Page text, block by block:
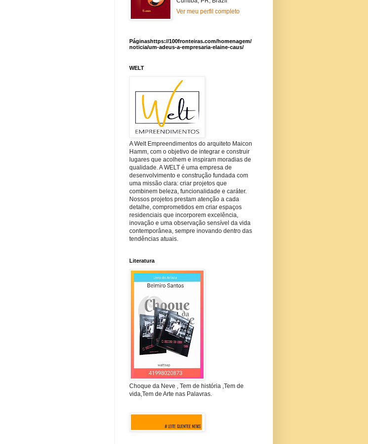
Ver meu perfil completo
Páginashttps://100fronteiras.com/homenagem/
noticia/um-adeus-a-empresaria-elaine-caus/
WELT
A Welt Empreendimentos do arquiteto Maicon
Hamm, com o objetivo de integrar e construir
lugares que acolhem e inspiram moradias de
qualidade. A WELT é uma empresa de
desenvolvimento e construção fundada com
uma missão clara: criar projetos que
combinem beleza, funcionalidade e caráter.
Nossos projetos prestam atenção a cada
detalhe, comprometidos em criar espaços
residenciais que incorporem excelência,
inovação e uma observação sensível da vida
contemporânea, sempre inovando dentro das
tendências atuais.
Literatura
Choque da Neve , Tem de história ,Tem de
vida,Tem de Arte nas Palavras.